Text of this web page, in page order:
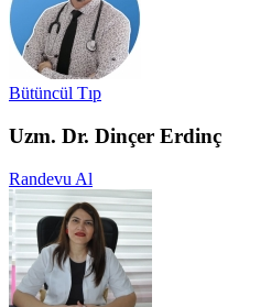
Bütüncül Tıp
Uzm. Dr. Dinçer Erdinç
Randevu Al